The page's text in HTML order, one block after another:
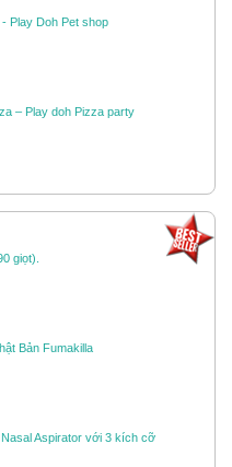
Play Doh Pet shop
– Play doh Pizza party
giọt).
Bản Fumakilla
Aspirator với 3 kích cỡ